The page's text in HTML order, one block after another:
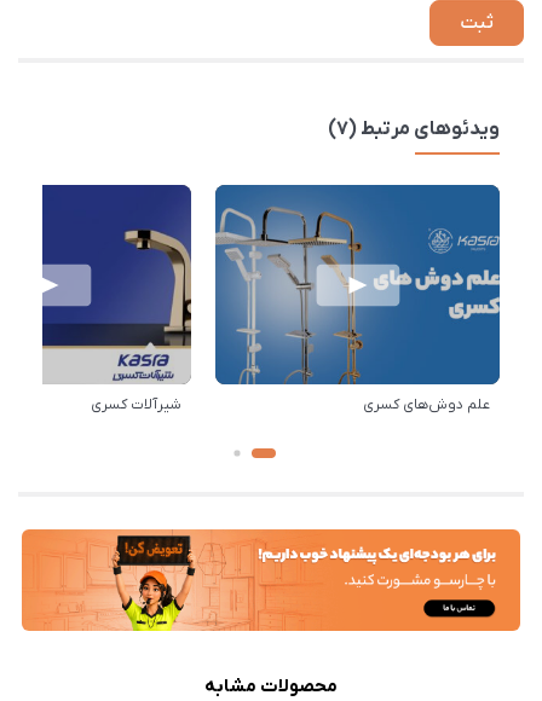
ویدئوهای مرتبط (7)
علم دوش‌های کسری شیرآلات کسری
محصولات مشابه